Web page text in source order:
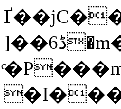
]��ڈ6�m��S������E�e,ڤR�